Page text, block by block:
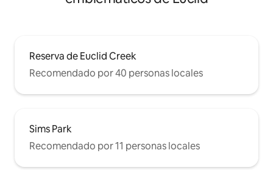
Reserva de Euclid Creek
Recomendado por 40 personas locales
Sims Park
Recomendado por 11 personas locales